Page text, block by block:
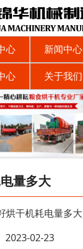
心 新闻中心
心 关于我们
量多大
烘干机耗电量多大
2023-02-23